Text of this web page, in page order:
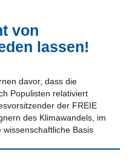
von
lassen!
davor, dass die
Populisten relativiert
der FREIE
des Klimawandels, im
wissenschaftliche Basis